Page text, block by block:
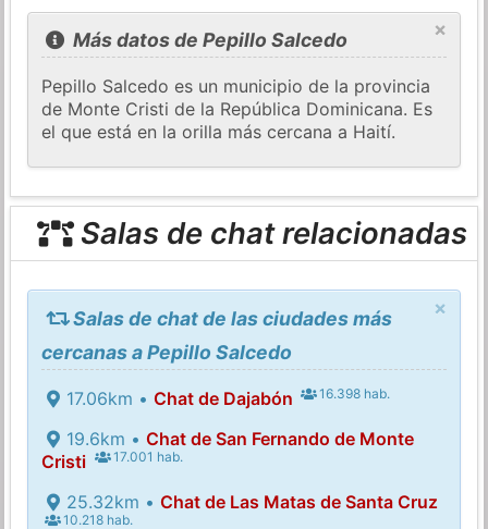
×
Más datos de Pepillo Salcedo
Pepillo Salcedo es un municipio de la provincia
de Monte Cristi de la República Dominicana. Es
el que está en la orilla más cercana a Haití.
Salas de chat relacionadas
×
Salas de chat de las ciudades más
cercanas a Pepillo Salcedo
17.06km • Chat de Dajabón 16.398 hab.
19.6km • Chat de San Fernando de Monte
Cristi
17.001 hab.
25.32km • Chat de Las Matas de Santa Cruz
10.218 hab.